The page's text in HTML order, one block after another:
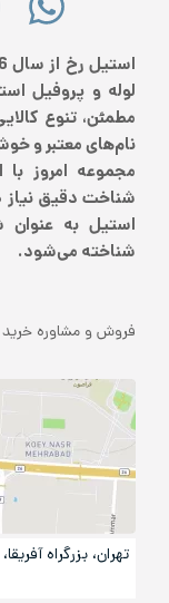
لوله و پروفیل
مطمئن، تنوع
نام‌های معتبر و
مجموعه امروز
شناخت دقیق نیاز
استیل به عنوان
شناخته می‌شود.
فروش و مشاوره خرید
تهران، بزرگراه